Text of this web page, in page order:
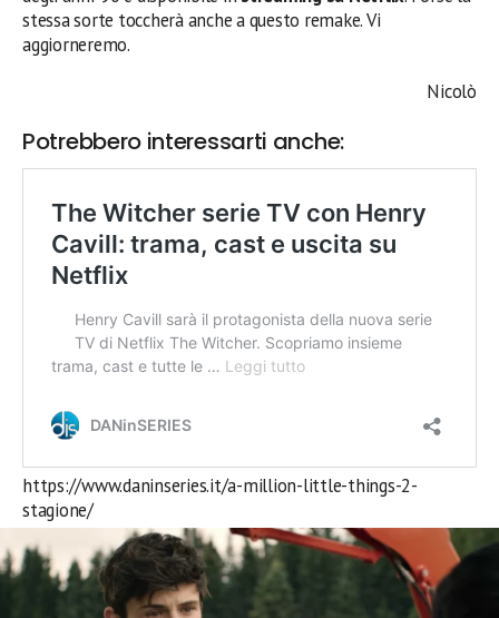
stessa sorte toccherà anche a questo remake. Vi
aggiorneremo.
Nicolò
Potrebbero interessarti anche:
https://www.daninseries.it/a-million-little-things-2-
stagione/